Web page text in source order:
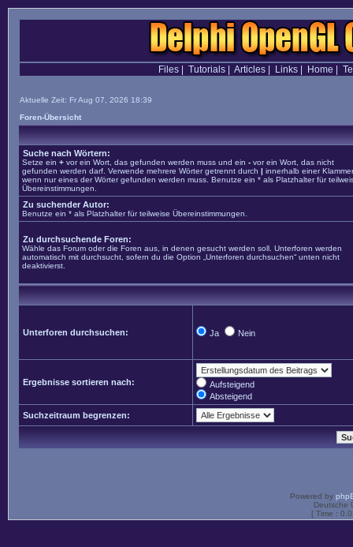
Files| Tutorials| Articles| Links| Home
Aktuelle Zeit: Fr Aug 07, 2026 18:39
Foren-Übersicht
Suche nach Wörtern:
Setze ein + vor ein Wort, das gefunden werden muss und ein - vor ein Wort, das nicht
gefunden werden darf. Verwende mehrere Wörter getrennt durch | innerhalb einer
wenn nur eines der Wörter gefunden werden muss. Benutze ein * als Platzhalter für
Übereinstimmungen.
Zu suchender Autor:
Benutze ein * als Platzhalter für teilweise Übereinstimmungen.
Zu durchsuchende Foren:
Wähle das Forum oder die Foren aus, in denen gesucht werden soll. Unterforen werden
automatisch mit durchsucht, sofern du die Option „Unterforen durchsuchen“ unten nicht
deaktivierst.
Unterforen durchsuchen: Ja Nein
Ergebnisse sortieren nach:
Aufsteigend
Absteigend
Suchzeitraum begrenzen:
Powered by
Deutsche
[ Time :